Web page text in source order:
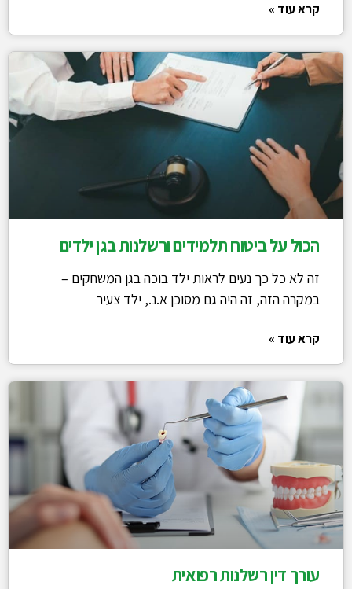
קרא עוד »
הכול על ביטוח תלמידים ורשלנות בגן ילדים
זה לא כל כך נעים לראות ילד בוכה בגן המשחקים –
במקרה הזה, זה היה גם מסוכן א.נ., ילד צעיר
קרא עוד »
עורך דין רשלנות רפואית